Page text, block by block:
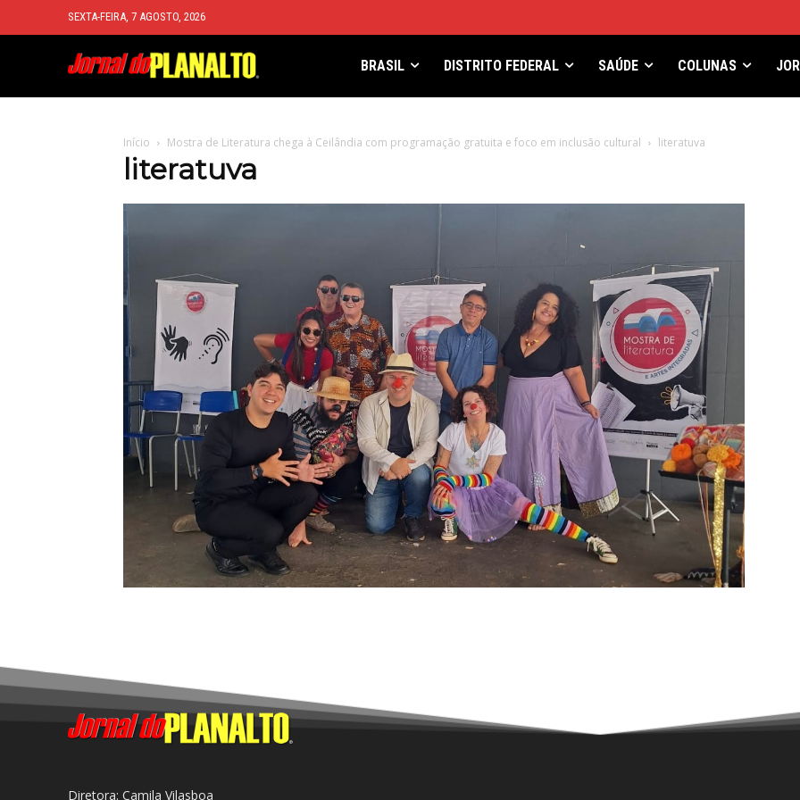
SEXTA-FEIRA, 7 AGOSTO, 2026
BRASIL DISTRITO FEDERAL SAÚDE COLUNAS
Início Mostra de Literatura chega à Ceilândia com programação gratuita e foco em inclusão cultural literatuva
literatuva
Diretora: Camila Vilasboa